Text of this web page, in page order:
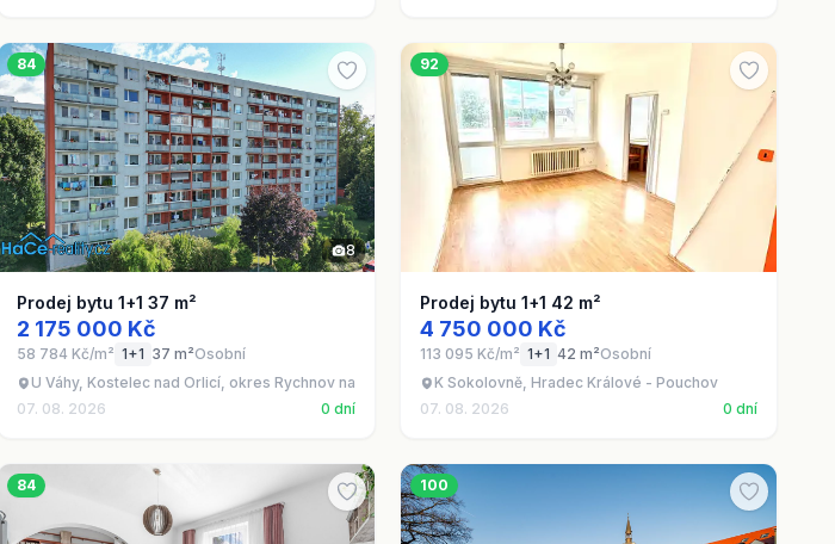
84
8
Prodej bytu 1+1 37 m²
2 175 000 Kč
58 784 Kč/m² 1+1 37 m²Osobní
U Váhy, Kostelec nad Orlicí, okres Rychnov nad Kněžnou
07. 08. 2026
0 dní
92
Prodej bytu 1+1 42 m²
4 750 000 Kč
113 095 Kč/m² 1+1 42 m²Osobní
K Sokolovně, Hradec Králové - Pouchov
07. 08. 2026
0 dní
84 100